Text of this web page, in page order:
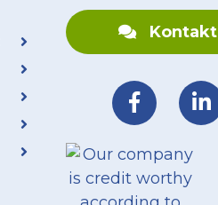
Kontakt